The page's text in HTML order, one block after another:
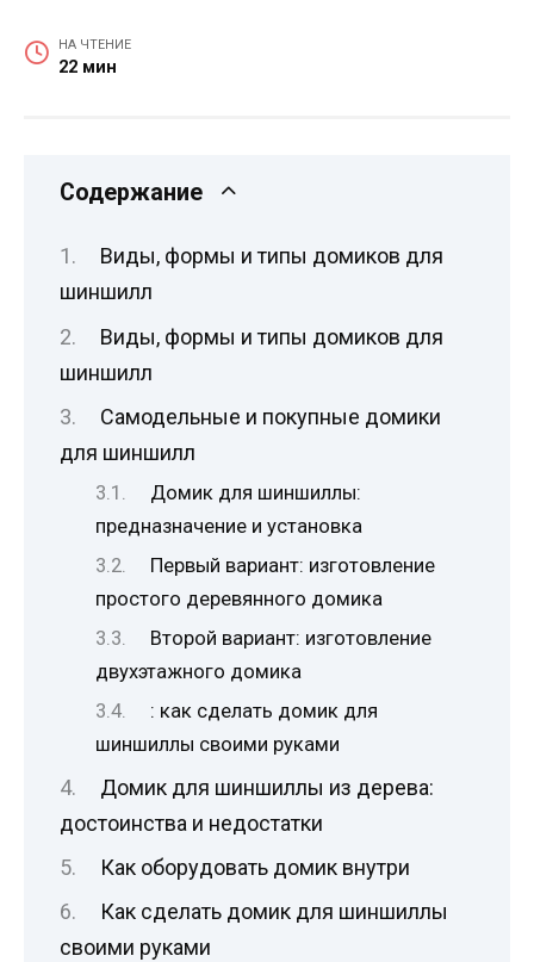
НА ЧТЕНИЕ
22 мин
Содержание
Виды, формы и типы домиков для
шиншилл
Виды, формы и типы домиков для
шиншилл
Самодельные и покупные домики
для шиншилл
Домик для шиншиллы:
предназначение и установка
Первый вариант: изготовление
простого деревянного домика
Второй вариант: изготовление
двухэтажного домика
: как сделать домик для
шиншиллы своими руками
Домик для шиншиллы из дерева:
достоинства и недостатки
Как оборудовать домик внутри
Как сделать домик для шиншиллы
своими руками